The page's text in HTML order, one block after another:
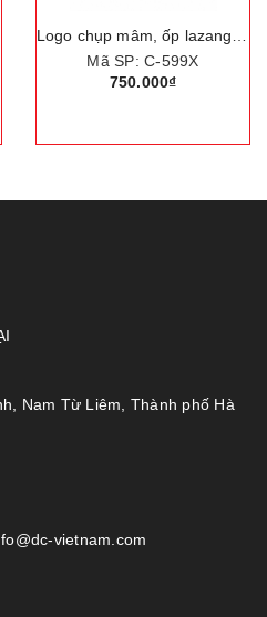
Mã SP: C-599X
750.000₫
Nam Từ Liêm, Thành phố Hà
vietnam.com